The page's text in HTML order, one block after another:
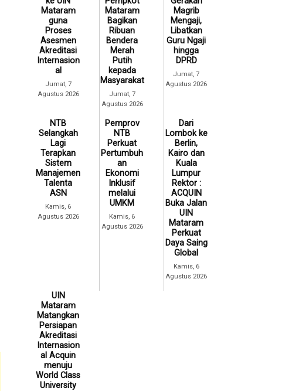
Mataram
guna
Proses
Asesmen
Akreditasi
Internasion
al
Jumat, 7
Agustus 2026
Mataram
Bagikan
Ribuan
Bendera
Merah
Putih
kepada
Masyarakat
Jumat, 7
Agustus 2026
Magrib
Mengaji,
Libatkan
Guru Ngaji
hingga
DPRD
Jumat, 7
Agustus 2026
NTB
Selangkah
Lagi
Terapkan
Sistem
Manajemen
Talenta
ASN
Kamis, 6
Agustus 2026
Pemprov
NTB
Perkuat
Pertumbuh
an
Ekonomi
Inklusif
melalui
UMKM
Kamis, 6
Agustus 2026
Dari
Lombok ke
Berlin,
Kairo dan
Kuala
Lumpur
Rektor :
ACQUIN
Buka Jalan
UIN
Mataram
Perkuat
Daya Saing
Global
Kamis, 6
Agustus 2026
UIN
Mataram
Matangkan
Persiapan
Akreditasi
Internasion
al Acquin
menuju
World Class
University